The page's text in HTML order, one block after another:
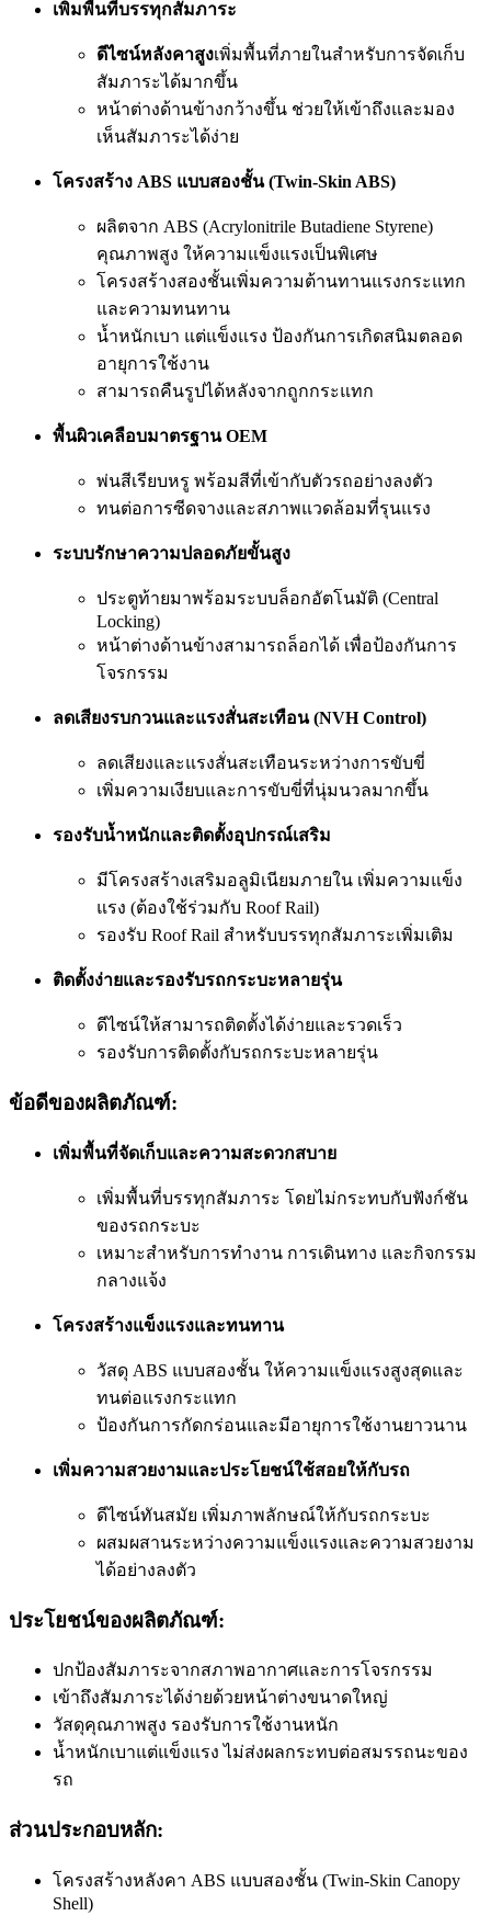
เพิ่มพื้นที่บรรทุกสัมภาระ
ดีไซน์หลังคาสูงเพิ่มพื้นที่ภายในสำหรับการจัดเก็บ
สัมภาระได้มากขึ้น
หน้าต่างด้านข้างกว้างขึ้น ช่วยให้เข้าถึงและมอง
เห็นสัมภาระได้ง่าย
โครงสร้าง ABS แบบสองชั้น (Twin-Skin ABS)
ผลิตจาก ABS (Acrylonitrile Butadiene Styrene)
คุณภาพสูง ให้ความแข็งแรงเป็นพิเศษ
โครงสร้างสองชั้นเพิ่มความต้านทานแรงกระแทก
และความทนทาน
น้ำหนักเบา แต่แข็งแรง ป้องกันการเกิดสนิมตลอด
อายุการใช้งาน
สามารถคืนรูปได้หลังจากถูกกระแทก
พื้นผิวเคลือบมาตรฐาน OEM
พ่นสีเรียบหรู พร้อมสีที่เข้ากับตัวรถอย่างลงตัว
ทนต่อการซีดจางและสภาพแวดล้อมที่รุนแรง
ระบบรักษาความปลอดภัยขั้นสูง
ประตูท้ายมาพร้อมระบบล็อกอัตโนมัติ (Central
Locking)
หน้าต่างด้านข้างสามารถล็อกได้ เพื่อป้องกันการ
โจรกรรม
ลดเสียงรบกวนและแรงสั่นสะเทือน (NVH Control)
ลดเสียงและแรงสั่นสะเทือนระหว่างการขับขี่
เพิ่มความเงียบและการขับขี่ที่นุ่มนวลมากขึ้น
รองรับน้ำหนักและติดตั้งอุปกรณ์เสริม
มีโครงสร้างเสริมอลูมิเนียมภายใน เพิ่มความแข็ง
แรง (ต้องใช้ร่วมกับ Roof Rail)
รองรับ Roof Rail สำหรับบรรทุกสัมภาระเพิ่มเติม
ติดตั้งง่ายและรองรับรถกระบะหลายรุ่น
ดีไซน์ให้สามารถติดตั้งได้ง่ายและรวดเร็ว
รองรับการติดตั้งกับรถกระบะหลายรุ่น
ข้อดีของผลิตภัณฑ์:
เพิ่มพื้นที่จัดเก็บและความสะดวกสบาย
เพิ่มพื้นที่บรรทุกสัมภาระ โดยไม่กระทบกับฟังก์ชัน
ของรถกระบะ
เหมาะสำหรับการทำงาน การเดินทาง และกิจกรรม
กลางแจ้ง
โครงสร้างแข็งแรงและทนทาน
วัสดุ ABS แบบสองชั้น ให้ความแข็งแรงสูงสุดและ
ทนต่อแรงกระแทก
ป้องกันการกัดกร่อนและมีอายุการใช้งานยาวนาน
เพิ่มความสวยงามและประโยชน์ใช้สอยให้กับรถ
ดีไซน์ทันสมัย เพิ่มภาพลักษณ์ให้กับรถกระบะ
ผสมผสานระหว่างความแข็งแรงและความสวยงาม
ได้อย่างลงตัว
ประโยชน์ของผลิตภัณฑ์:
ปกป้องสัมภาระจากสภาพอากาศและการโจรกรรม
เข้าถึงสัมภาระได้ง่ายด้วยหน้าต่างขนาดใหญ่
วัสดุคุณภาพสูง รองรับการใช้งานหนัก
น้ำหนักเบาแต่แข็งแรง ไม่ส่งผลกระทบต่อสมรรถนะของ
รถ
ส่วนประกอบหลัก:
โครงสร้างหลังคา ABS แบบสองชั้น (Twin-Skin Canopy
Shell)